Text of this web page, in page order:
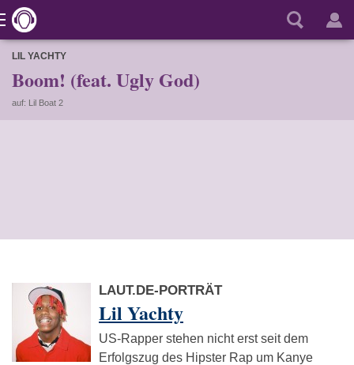
LIL YACHTY
Boom! (feat. Ugly God)
auf: Lil Boat 2
LAUT.DE-PORTRÄT
Lil Yachty
US-Rapper stehen nicht erst seit dem
Erfolgszug des Hipster Rap um Kanye